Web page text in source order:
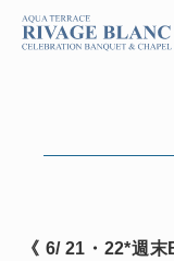
《 6/ 21・22*週